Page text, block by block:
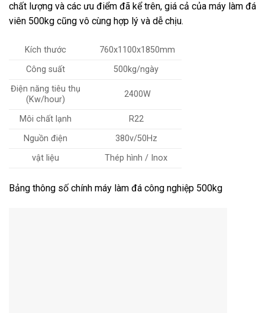
chất lượng và các ưu điểm đã kể trên, giá cả của máy làm đá
viên 500kg cũng vô cùng hợp lý và dễ chịu.
Kích thước
760x1100x1850mm
Công suất
500kg/ngày
Điện năng tiêu thụ
(Kw/hour)
2400W
Môi chất lạnh
R22
Nguồn điện
380v/50Hz
vật liệu
Thép hình / Inox
Bảng thông số chính máy làm đá công nghiệp 500kg